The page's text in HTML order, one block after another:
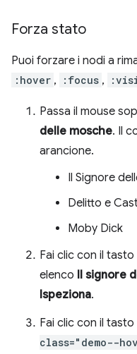
Forza stato
Puoi forzare i nodi a
:hover , :focus ,
Passa il mouse
delle mosche. Il
arancione.
Il Signore
Delitto e
Moby Dick
Fai clic con il
elenco Il signore
Ispeziona.
Fai clic con il
class="demo--